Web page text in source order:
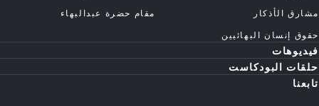
مشارق الأذكار
مقام حضرة عبدالبهاء
حقوق إنسان البهائيين
فيديوهات
حلقات البودكاست
تابعنا